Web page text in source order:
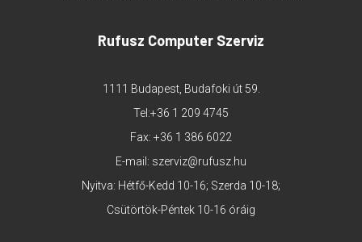
Rufusz Computer Szerviz
1111 Budapest, Budafoki út 59.
Tel:+36 1 209 4745
Fax: +36 1 386 6022
E-mail: szerviz@rufusz.hu
Nyitva: Hétfő-Kedd 10-16; Szerda 10-18;
Csütörtök-Péntek 10-16 óráig